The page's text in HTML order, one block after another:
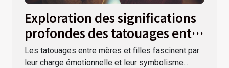
Exploration des significations
profondes des tatouages entre
mères et filles
Les tatouages entre mères et filles fascinent par
leur charge émotionnelle et leur symbolisme...